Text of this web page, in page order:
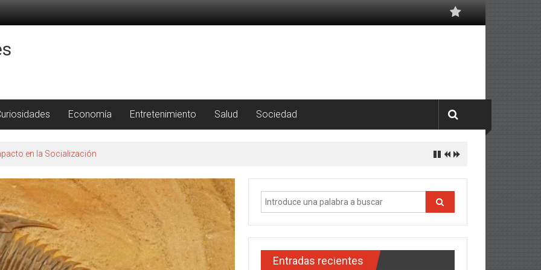
Economía Entretenimiento Salud Sociedad
en la Socialización
Entradas recientes